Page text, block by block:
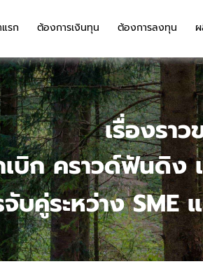
รก ต้องการเงินทุน ต้องการลงทุน
เรื่องรา
เบิก คราวด์ฟันดิ
จับคู่ระหว่าง SME